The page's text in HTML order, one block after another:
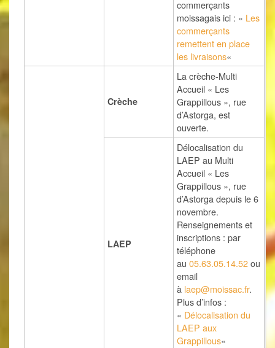
commerçants
moissagais ici : « Les
commerçants
remettent en place
les livraisons«
Crèche
La crèche-Multi
Accueil « Les
Grappillous », rue
d’Astorga, est
ouverte.
LAEP
Délocalisation du
LAEP au Multi
Accueil « Les
Grappillous », rue
d’Astorga depuis le 6
novembre.
Renseignements et
inscriptions : par
téléphone
au 05.63.05.14.52ou
email
à laep@moissac.fr.
Plus d’infos :
« Délocalisation du
LAEP aux
Grappillous«